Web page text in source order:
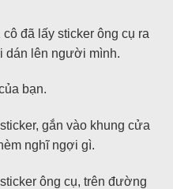
đã lấy sticker ông cụ ra
dán lên người mình.
bạn.
gắn vào khung cửa
nghĩ ngợi gì.
ông cụ, trên đường